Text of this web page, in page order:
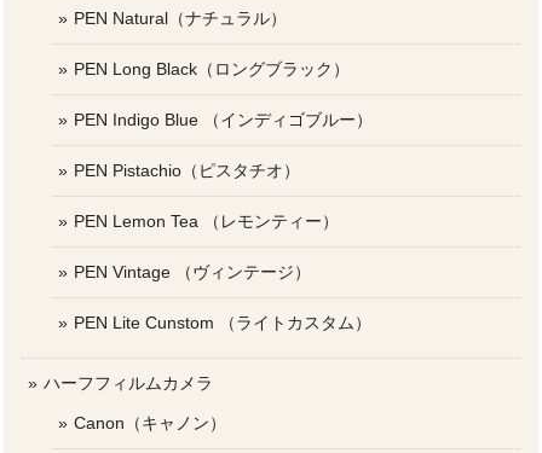
PEN Natural（ナチュラル）
PEN Long Black（ロングブラック）
PEN Indigo Blue （インディゴブルー）
PEN Pistachio（ピスタチオ）
PEN Lemon Tea （レモンティー）
PEN Vintage （ヴィンテージ）
PEN Lite Cunstom （ライトカスタム）
ハーフフィルムカメラ
Canon（キャノン）